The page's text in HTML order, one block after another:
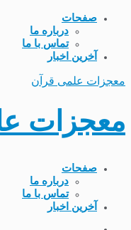
صفحات
درباره ما
تماس با ما
آخرین اخبار
معجزات علمی قرآن
معجزات
صفحات
درباره ما
تماس با ما
آخرین اخبار